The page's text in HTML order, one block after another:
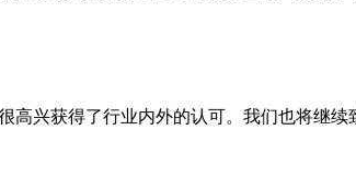
兴获得了行业内外的认可。我们也将继